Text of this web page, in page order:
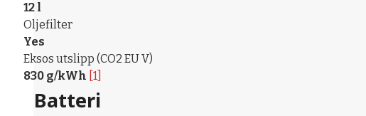
12 l
Oljefilter
Yes
Eksos utslipp (CO2 EU V)
830 g/kWh [1]
Batteri